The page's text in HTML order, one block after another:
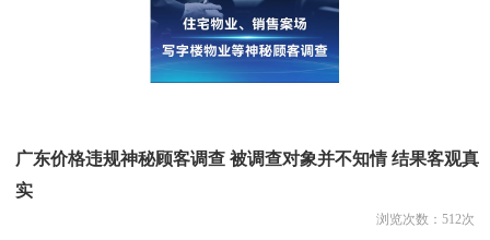
广东价格违规神秘顾客调查 被调查对象并不知情 结果客观真
实
浏览次数： 512次